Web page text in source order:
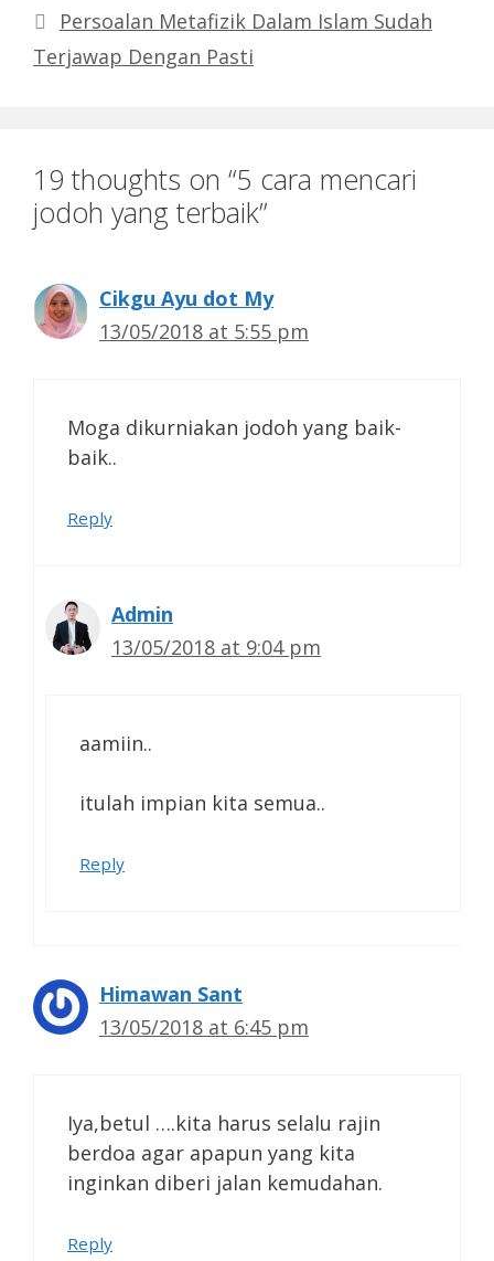
Persoalan Metafizik Dalam Islam Sudah
Terjawap Dengan Pasti
19 thoughts on “5 cara mencari
jodoh yang terbaik”
Cikgu Ayu dot My
13/05/2018 at 5:55 pm
Moga dikurniakan jodoh yang baik-
baik..
Reply
Admin
13/05/2018 at 9:04 pm
aamiin..
itulah impian kita semua..
Reply
Himawan Sant
13/05/2018 at 6:45 pm
Iya,betul ….kita harus selalu rajin
berdoa agar apapun yang kita
inginkan diberi jalan kemudahan.
Reply